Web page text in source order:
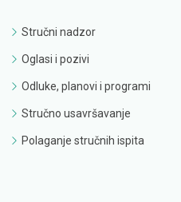
Stručni nadzor
Oglasi i pozivi
Odluke, planovi i programi
Stručno usavršavanje
Polaganje stručnih ispita